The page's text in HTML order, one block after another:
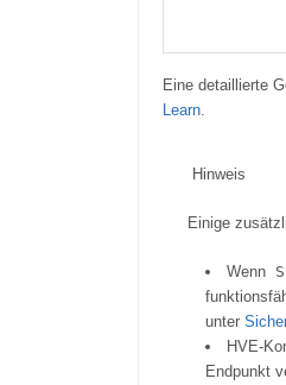
Eine detaillierte
Learn
Hinweis
Einige
Wenn
unter
HVE-
Endpunkt